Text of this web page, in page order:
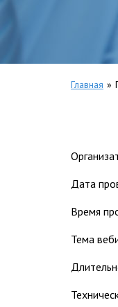
Главная »
Дата
Время
Тема